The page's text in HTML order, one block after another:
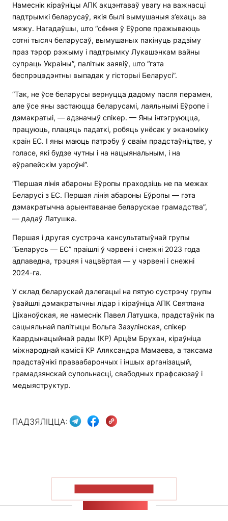
Намеснік кіраўніцы АПК акцэнтаваў увагу на важнасці
падтрымкі беларусаў, якія былі вымушаныя з’ехаць за
мяжу. Нагадаўшы, што “сёння ў Еўропе пражываюць
сотні тысяч беларусаў, вымушаных пакінуць радзіму
праз тэрор рэжыму і падтрымку Лукашэнкам вайны
супраць Украіны”, палітык заявіў, што “гэта
беспрэцэдэнтны выпадак у гісторыі Беларусі”.
“Так, не ўсе беларусы вернуцца дадому пасля перамен,
але ўсе яны застаюцца беларусамі, лаяльнымі Еўропе і
дэмакратыі, — адзначыў спікер. — Яны інтэгруюцца,
працуюць, плацяць падаткі, робяць унёсак у эканоміку
краін ЕС. І яны маюць патрэбу ў сваім прадстаўніцтве, у
голасе, які будзе чутны і на нацыянальным, і на
еўрапейскім узроўні”.
“Першая лінія абароны Еўропы праходзіць не па межах
Беларусі з ЕС. Першая лінія абароны Еўропы — гэта
дэмакратычна арыентаванае беларускае грамадства”,
— дадаў Латушка.
Першая і другая сустрэча кансультатыўнай групы
“Беларусь — ЕС” праішлі ў чэрвені і снежні 2023 года
адпаведна, трэцяя і чацвёртая — у чэрвені і снежні
2024-га.
У склад беларускай дэлегацыі на пятую сустрэчу групы
ўвайшлі дэмакратычны лідар і кіраўніца АПК Святлана
Ціханоўская, яе намеснік Павел Латушка, прадстаўнік па
сацыяльнай палітыцы Вольга Зазулінская, спікер
Каардынацыйнай рады (КР) Арцём Брухан, кіраўніца
міжнароднай камісіі КР Аляксандра Мамаева, а таксама
прадстаўнікі праваабарончых і іншых арганізацый,
грамадзянскай супольнасці, свабодных прафсаюзаў і
медыяструктур.
ПАДЗЯЛІЦЦА: